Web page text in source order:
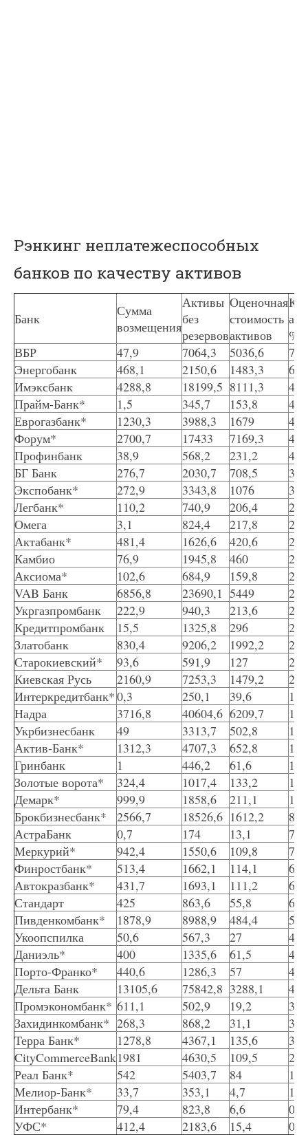
Рэнкинг неплатежеспособных
банков по качеству активов
Банк
Сумма
возмещения
Активы
без
резервов
Оценочная
стоимость
активов
%
ВБР
47,9 7064,3 5036,6
Энергобанк
468,1 2150,6 1483,3
69
Имэксбанк
4288,8 18199,5 8111,3
Прайм-Банк*
1,5 345,7 153,8
Еврогазбанк*
1230,3 3988,3 1679
Форум*
2700,7 17433 7169,3
Профинбанк
38,9 568,2 231,2
БГ Банк
276,7 2030,7 708,5
Экспобанк*
272,9 3343,8 1076
Легбанк*
110,2 740,9 206,4
Омега
3,1 824,4 217,8
Актабанк*
481,4 1626,6 420,6
Камбио
76,9 1945,8 460
Аксиома*
102,6 684,9 159,8
VAB Банк
6856,8 23690,1 5449
23
Укргазпромбанк
222,9 940,3 213,6
Кредитпромбанк
15,5 1325,8 296
Златобанк
830,4 9206,2 1992,2
Старокиевский*
93,6 591,9 127
Киевская Русь
2160,9 7253,3 1479,2
Интеркредитбанк*0,3 250,1 39,6
Надра
3716,8 40604,6 6209,7
Укрбизнесбанк
49 3313,7 502,8
Актив-Банк*
1312,3 4707,3 652,8
Гринбанк
1 446,2 61,6
Золотые ворота*
324,4 1017,4 133,2
Демарк*
999,9 1858,6 211,1
Брокбизнесбанк*
2566,7 18526,6 1612,2
8,7
АстраБанк
0,7 174 13,1
7,5
Меркурий*
942,4 1550,6 109,8
7,1
Финростбанк*
513,4 1662,1 114,1
6,9
Автокразбанк*
431,7 1693,1 111,2
6,6
Стандарт
425 863,6 55,8
6,5
Пивденкомбанк*
1878,9 8988,9 484,4
5,4
Укоопспилка
50,6 567,3 27
4,8
Даниэль*
400 1335,6 61,5
4,6
Порто-Франко*
440,6 1286,3 57
4,4
Дельта Банк
13105,6 75842,8 3288,1
4,3
Промэкономбанк* 611,1 502,9 19,2
3,8
Захидинкомбанк* 268,3 868,2 31,1
3,6
Терра Банк*
1278,8 4367,1 135,6
3,1
CityCommerceBank1981 4630,5 109,5
2,4
Реал Банк*
542 5403,7 84
1,6
Мелиор-Банк*
33,7 353,1 4,7
1,3
Интербанк*
79,4 823,8 6,6
0,8
УФС*
412,4 2183,6 15,4 0,7